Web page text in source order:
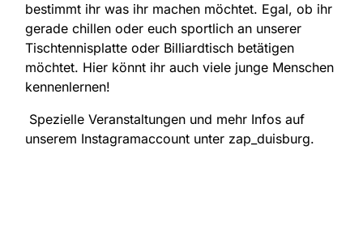
bestimmt ihr was ihr machen möchtet. Egal, ob ihr
gerade chillen oder euch sportlich an unserer
Tischtennisplatte oder Billiardtisch betätigen
möchtet. Hier könnt ihr auch viele junge Menschen
kennenlernen!
Spezielle Veranstaltungen und mehr Infos auf
unserem Instagramaccount unter zap_duisburg.